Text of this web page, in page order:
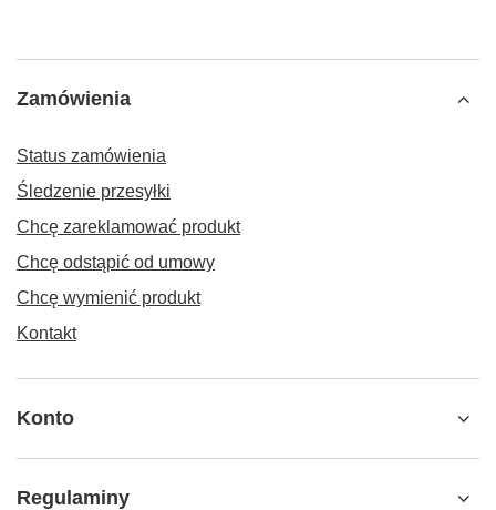
Zamówienia
Status zamówienia
Śledzenie przesyłki
Chcę zareklamować produkt
Chcę odstąpić od umowy
Chcę wymienić produkt
Kontakt
Konto
Regulaminy